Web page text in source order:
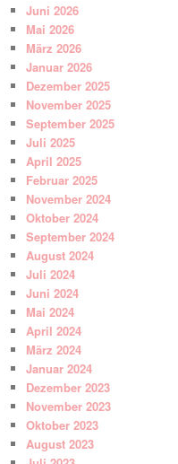
Juni 2026
Mai 2026
März 2026
Januar 2026
Dezember 2025
November 2025
September 2025
Juli 2025
April 2025
Februar 2025
November 2024
Oktober 2024
September 2024
August 2024
Juli 2024
Juni 2024
Mai 2024
April 2024
März 2024
Januar 2024
Dezember 2023
November 2023
Oktober 2023
August 2023